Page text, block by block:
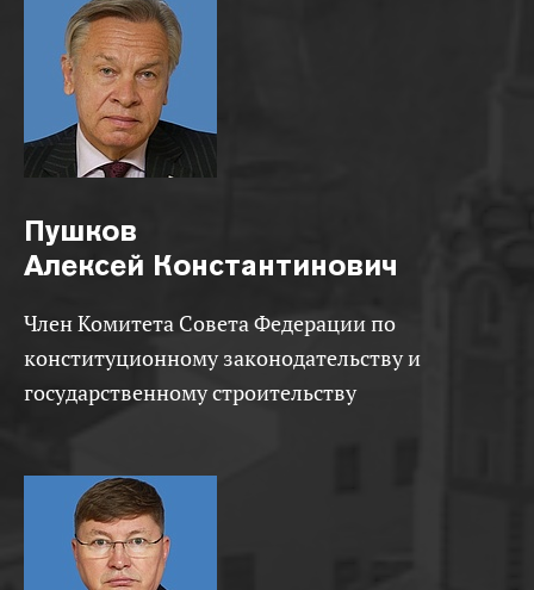
Пушков
Алексей Константинович
Член Комитета Совета Федерации по
конституционному законодательству и
государственному строительству